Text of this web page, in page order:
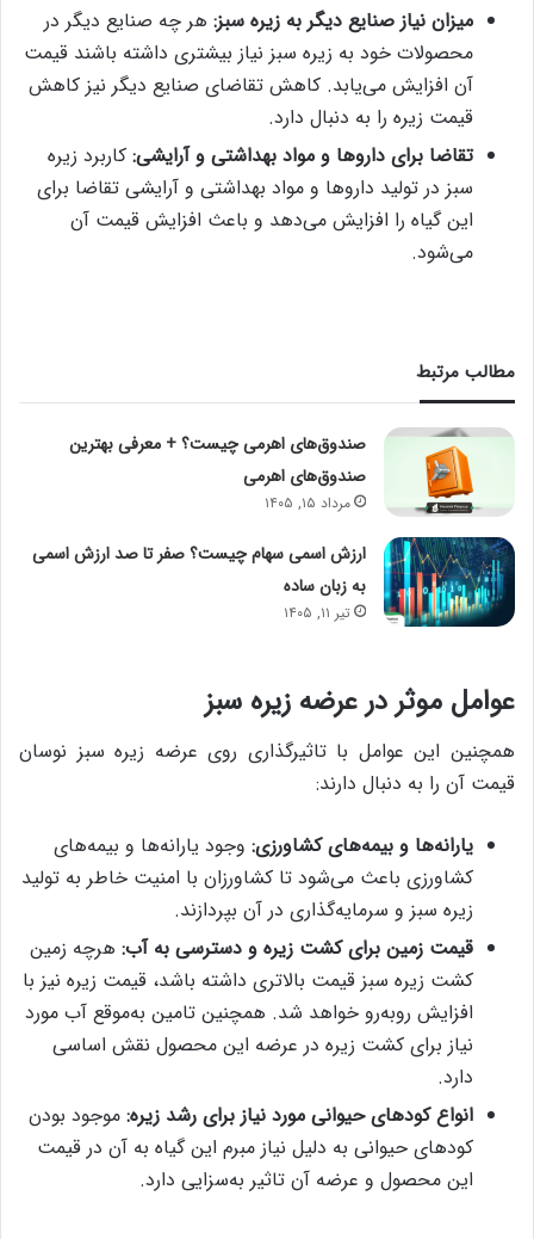
میزان نیاز صنایع دیگر به زیره سبز: هر چه صنایع دیگر در
محصولات خود به زیره سبز نیاز بیشتری داشته باشند قیمت
آن افزایش می‌یابد. کاهش تقاضای صنایع دیگر نیز کاهش
قیمت زیره را به دنبال دارد.
تقاضا برای داروها و مواد بهداشتی و آرایشی:‌ کاربرد زیره
سبز در تولید داروها و مواد بهداشتی و آرایشی تقاضا برای
این گیاه را افزایش می‌دهد و باعث افزایش قیمت آن
می‌شود.
مطالب مرتبط
صندوق‌های اهرمی چیست؟ + معرفی بهترین
صندوق‌های اهرمی
مرداد ۱۵, ۱۴۰۵
ارزش اسمی سهام چیست؟ صفر تا صد ارزش اسمی
به زبان ساده
تیر ۱۱, ۱۴۰۵
عوامل موثر در عرضه زیره سبز
همچنین این عوامل با تاثیرگذاری روی عرضه زیره سبز نوسان
قیمت آن را به دنبال دارند:
یارانه‌ها و بیمه‌های کشاورزی: وجود یارانه‌ها و بیمه‌های
کشاورزی باعث می‌شود تا کشاورزان با امنیت خاطر به تولید
زیره سبز و سرمایه‌گذاری در آن بپردازند.
قیمت زمین برای کشت زیره و دسترسی به آب:‌ هرچه زمین
کشت زیره سبز قیمت بالاتری داشته باشد، قیمت زیره نیز با
افزایش روبه‌رو خواهد شد. همچنین تامین به‌موقع آب مورد
نیاز برای کشت زیره در عرضه این محصول نقش اساسی
دارد.
انواع کودهای حیوانی مورد نیاز برای رشد زیره: موجود بودن
کودهای حیوانی به دلیل نیاز مبرم این گیاه به آن در قیمت
این محصول و عرضه آن تاثیر به‌سزایی دارد.